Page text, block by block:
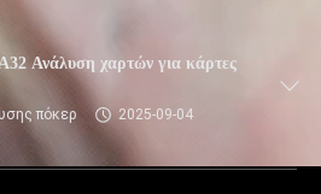
Ανάλυση χαρτών για κάρτες
πόκερ
2025-09-04